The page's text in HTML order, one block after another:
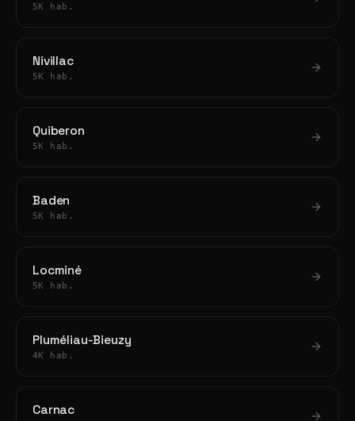
5K hab.
Nivillac
5K hab.
Quiberon
5K hab.
Baden
5K hab.
Locminé
5K hab.
Pluméliau-Bieuzy
4K hab.
Carnac